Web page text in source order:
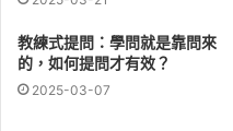
教練式提問：學問就是靠問來
的，如何提問才有效？
2025-03-07